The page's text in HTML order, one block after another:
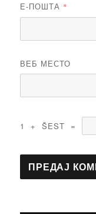
Е-ПОШТА *
ВЕБ МЕСТО
1 + ŠEST =